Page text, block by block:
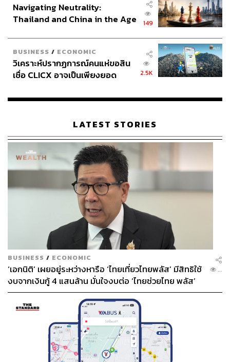
Navigating Neutrality:
Thailand and China in the Age
149
BUSINESS / ECONOMIC
วิเคราะห์ปรากฏการณ์คนแห่ขอสิน
เชื่อ CLICX อาจเป็นเพียงยอด
เรือนไทยที่ถูกซุกไว้
2.5K
LATEST STORIES
BUSINESS / ECONOMIC
‘เอกนิติ’ เผยอยู่ระหว่างหารือ ‘ไทยเที่ยวไทยพลัส’ มีสิทธิใช้
งบจากเงินกู้ 4 แสนล้าน มั่นใจงบต่อ ‘ไทยช่วยไทย พลัส’
เฟส 2 มีเพียงพอ
...